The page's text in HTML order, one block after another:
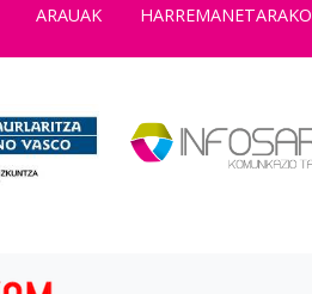
ARAUAK HARREMANETARAKO